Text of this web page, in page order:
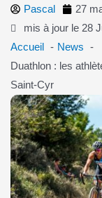
Pascal 27
mis à jour le 28
Accueil
News
Duathlon : les
Saint-Cyr